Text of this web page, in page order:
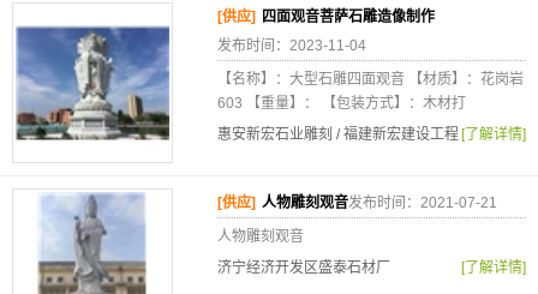
[供应]
四面观音菩萨石雕造像制作
发布时间：2023-11-04
【名称】：大型石雕四面观音 【材质】：花岗岩
603 【重量】： 【包装方式】：木材打
惠安新宏石业雕刻 / 福建新宏建设工程 [了解详情]
[供应] 人物雕刻观音发布时间：2021-07-21
人物雕刻观音
济宁经济开发区盛泰石材厂
[了解详情]